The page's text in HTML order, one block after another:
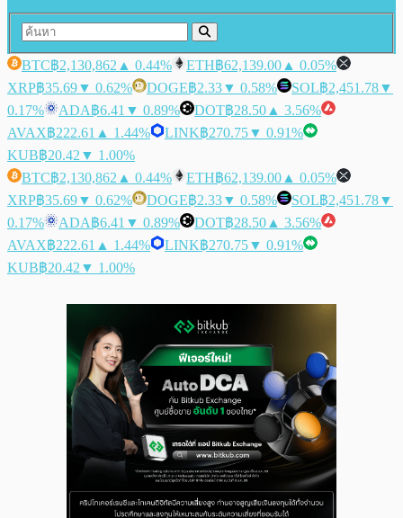
BTC฿2,130,862 ▲ 0.44% ETH฿62,139.00 ▲ 0.05%
XRP฿35.69▼ 0.62% DOGE฿2.33▼ 0.58% SOL฿2,451.78▼
0.17%
ADA฿6.41 ▼ 0.89% DOT฿28.50 ▲ 3.56%
AVAX฿222.61 ▲ 1.44% LINK฿270.75▼ 0.91%
KUB฿20.42 ▼ 1.00%
BTC฿2,130,862 ▲ 0.44% ETH฿62,139.00 ▲ 0.05%
XRP฿35.69▼ 0.62% DOGE฿2.33▼ 0.58% SOL฿2,451.78▼
0.17%
ADA฿6.41 ▼ 0.89% DOT฿28.50 ▲ 3.56%
AVAX฿222.61 ▲ 1.44% LINK฿270.75▼ 0.91%
KUB฿20.42 ▼ 1.00%